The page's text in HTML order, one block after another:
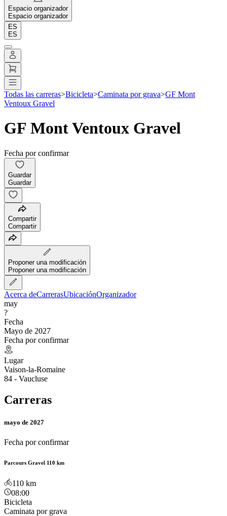
Espacio organizador
Espacio organizador
ES
ES
Todas las carreras>Bicicleta>Caminata por grava>GF Mont
Ventoux Gravel
GF Mont Ventoux Gravel
Fecha por confirmar
Guardar
Guardar
Compartir
Compartir
Proponer una modificación
Proponer una modificación
Acerca deCarrerasUbicaciónOrganizador
may
?
Fecha
Mayo de 2027
Fecha por confirmar
Lugar
Vaison-la-Romaine
84 - Vaucluse
Carreras
mayo de 2027
Fecha por confirmar
Parcours Gravel 110 km
110 km
08:00
Bicicleta
Caminata por grava